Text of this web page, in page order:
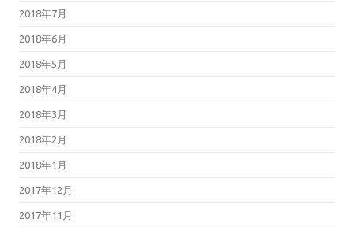
2018年7月
2018年6月
2018年5月
2018年4月
2018年3月
2018年2月
2018年1月
2017年12月
2017年11月